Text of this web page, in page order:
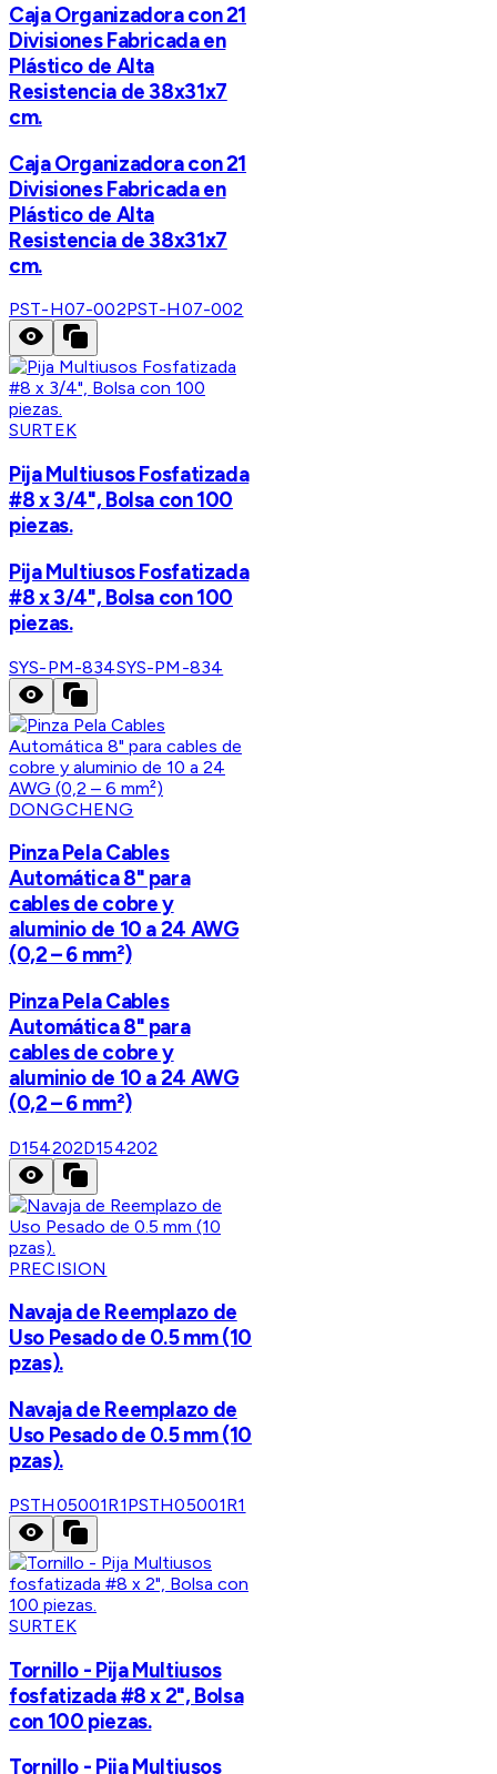
Caja Organizadora con 21
Divisiones Fabricada en
Plástico de Alta
Resistencia de 38x31x7
cm.
Caja Organizadora con 21
Divisiones Fabricada en
Plástico de Alta
Resistencia de 38x31x7
cm.
PST-H07-002PST-H07-002
SURTEK
Pija Multiusos Fosfatizada
#8 x 3/4", Bolsa con 100
piezas.
Pija Multiusos Fosfatizada
#8 x 3/4", Bolsa con 100
piezas.
SYS-PM-834SYS-PM-834
DONGCHENG
Pinza Pela Cables
Automática 8" para
cables de cobre y
aluminio de 10 a 24 AWG
(0,2 – 6 mm²)
Pinza Pela Cables
Automática 8" para
cables de cobre y
aluminio de 10 a 24 AWG
(0,2 – 6 mm²)
D154202D154202
PRECISION
Navaja de Reemplazo de
Uso Pesado de 0.5 mm (10
pzas).
Navaja de Reemplazo de
Uso Pesado de 0.5 mm (10
pzas).
PSTH05001R1PSTH05001R1
SURTEK
Tornillo - Pija Multiusos
fosfatizada #8 x 2", Bolsa
con 100 piezas.
Tornillo - Pija Multiusos